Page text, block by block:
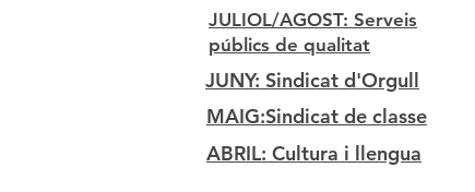
JULIOL/AGOST: Serveis
públics de qualitat
JUNY: Sindicat d'Orgull
MAIG:Sindicat de classe
ABRIL: Cultura i llengua